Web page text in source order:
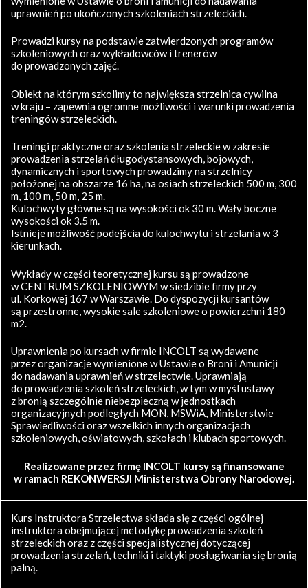
uprawnień po ukończonych szkoleniach strzeleckich.
Prowadzi kursy na podstawie zatwierdzonych programów
szkoleniowych oraz wykładowców i trenerów
do prowadzonych zajęć.
Obiekt na którym szkolimy to największa strzelnica cywilna
w kraju – zapewnia ogromne możliwości i warunki prowadzenia
treningów strzeleckich.
Treningi praktyczne oraz szkolenia strzeleckie w zakresie
prowadzenia strzelań długodystansowych, bojowych,
dynamicznych i sportowych prowadzimy na strzelnicy
położonej na obszarze 16 ha, na osiach strzeleckich 500 m, 300
m, 100 m, 50 m, 25 m.
Kulochwyty główne są na wysokości ok 30 m. Wały boczne
wysokości ok 3.5 m.
Istnieje możliwość podejścia do kulochwytu i strzelania w 3
kierunkach.
Wykłady w części teoretycznej kursu są prowadzone
w CENTRUM SZKOLENIOWYM w siedzibie firmy przy
ul. Korkowej 167 w Warszawie. Do dyspozycji kursantów
są przestronne, wysokie sale szkoleniowe o powierzchni 180
m2.
Uprawnienia po kursach w firmie INCOLT są wydawane
przez organizacje wymienione w Ustawie o Broni i Amunicji
do nadawania uprawnień w strzelectwie. Uprawniają
do prowadzenia szkoleń strzeleckich, w tym w myśl ustawy
z bronią szczególnie niebezpieczną w jednostkach
organizacyjnych podległych MON, MSWiA, Ministerstwie
Sprawiedliwości oraz wszelkich innych organizacjach
szkoleniowych, oświatowych, szkołach i klubach sportowych.
Realizowane przez firmę INCOLT kursy są finansowane
w ramach REKONWERSJI Ministerstwa Obrony Narodowej.
Kurs Instruktora Strzelectwa składa się z części ogólnej
instruktora obejmującej metodykę prowadzenia szkoleń
strzeleckich oraz z części specjalistycznej dotyczącej
prowadzenia strzelań, techniki i taktyki posługiwania się bronią
palną.